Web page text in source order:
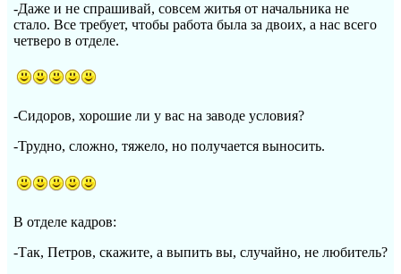
-Даже и не спрашивай, совсем житья от начальника не
стало. Все требует, чтобы работа была за двоих, а нас всего
четверо в отделе.
-Сидоров, хорошие ли у вас на заводе условия?
-Трудно, сложно, тяжело, но получается выносить.
В отделе кадров:
-Так, Петров, скажите, а выпить вы, случайно, не любитель?